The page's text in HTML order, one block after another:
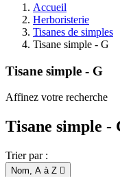
Accueil
Herboristerie
Tisanes de simples
Tisane simple - G
Tisane simple - G
Affinez votre recherche
Tisane simple -
Trier par :
Nom, A à Z 